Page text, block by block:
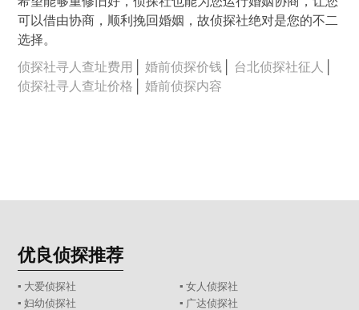
可以借由协商，顺利挽回婚姻，故侦探社绝对是您的不二
选择。
侦探社寻人查址费用
│婚前侦探价钱 台北侦探社征人
侦探社寻人查址价格 │婚前侦探内容
优良侦探推荐
▪ 大爱侦探社
▪ 女人侦探社
▪ 妇幼侦探社
▪ 广达侦探社